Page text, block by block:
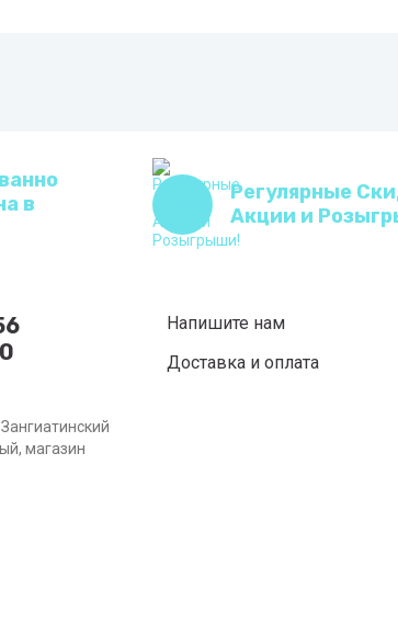
в
Регулярные
Акции и
магазин
Напишите нам
Доставка и оплата